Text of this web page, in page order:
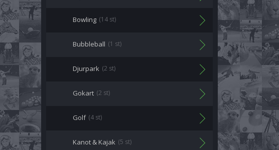
Bowling (14 st)
Bubbleball (1 st)
Djurpark (2 st)
Gokart (2 st)
Golf (4 st)
Kanot & Kajak (5 st)